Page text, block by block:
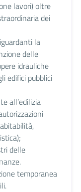
lavori) oltre
dei
la
delle
idrauliche
edifici pubblici
all’edilizia
delle
temporanea